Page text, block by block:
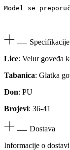
Model se
Specifikacije
Lice: Velur goveđa
Tabanica: Glatka
Đon: PU
Brojevi: 36-41
Dostava
Informacije o